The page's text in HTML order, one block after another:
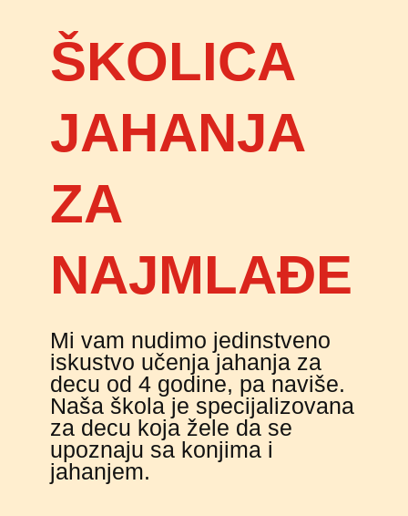
ŠKOLICA
JAHANJA
ZA
NAJMLAĐE
Mi vam nudimo jedinstveno
iskustvo učenja jahanja za
decu od 4 godine, pa naviše.
Naša škola je specijalizovana
za decu koja žele da se
upoznaju sa konjima i
jahanjem.